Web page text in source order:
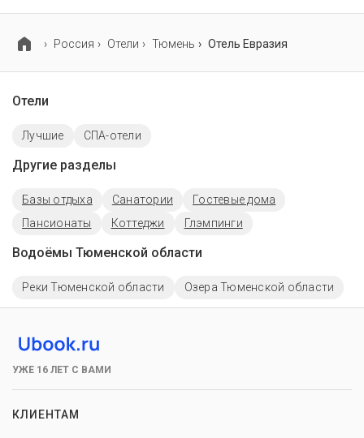
Россия Отели Тюмень Отель Евразия
Отели
Лучшие СПА-отели
Другие разделы
Базы отдыха Санатории
Гостевые дома
Пансионаты
Коттеджи Глэмпинги
Водоёмы Тюменской области
Реки Тюменской области Озера Тюменской области
УЖЕ 16 ЛЕТ С ВАМИ
КЛИЕНТАМ